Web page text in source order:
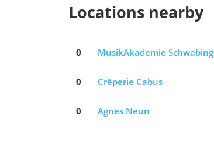
Locations nearby
0 MusikAkademie Schwabing
0 Crêperie Cabus
0 Agnes Neun